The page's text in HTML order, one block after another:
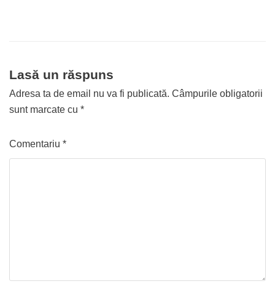
Lasă un răspuns
Adresa ta de email nu va fi publicată. Câmpurile obligatorii
sunt marcate cu *
Comentariu *